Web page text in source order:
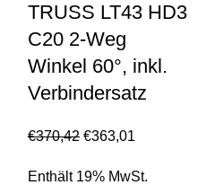
TRUSS LT43 HD3
C20 2-Weg
Winkel 60°, inkl.
Verbindersatz
€370,42 €363,01
Enthält 19% MwSt.